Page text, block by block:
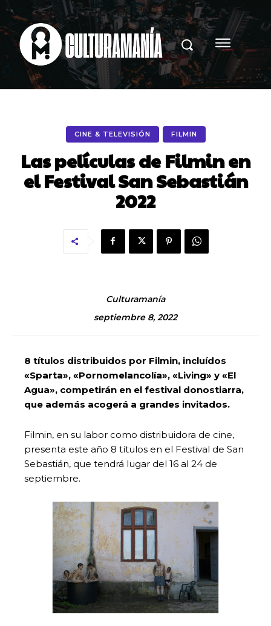
CINE & TELEVISIÓN FILMIN
Las películas de Filmin en
el Festival San Sebastián
2022
Culturamanía
septiembre 8, 2022
8 títulos distribuidos por Filmin, incluídos
«Sparta», «Pornomelancolía», «Living» y «El
Agua», competirán en el festival donostiarra,
que además acogerá a grandes invitados.
Filmin, en su labor como distribuidora de cine,
presenta este año 8 títulos en el Festival de San
Sebastián, que tendrá lugar del 16 al 24 de
septiembre.